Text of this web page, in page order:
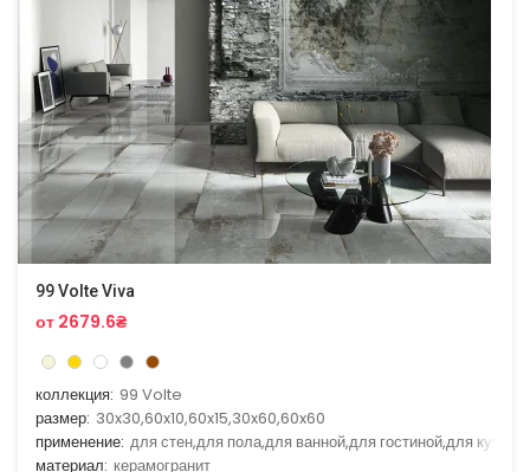
99 Volte Viva
от 2679.6₴
коллекция: 99 Volte
размер: 30x30,60x10,60x15,30x60,60x60
применение: для стен,для пола,для ванной,для гостиной,для кухни
материал: керамогранит